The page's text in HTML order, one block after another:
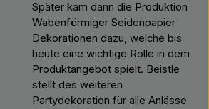
Später kam dann die Produktion
Wabenförmiger Seidenpapier
Dekorationen dazu, welche bis
heute eine wichtige Rolle in dem
Produktangebot spielt. Beistle
stellt des weiteren
Partydekoration für alle Anlässe